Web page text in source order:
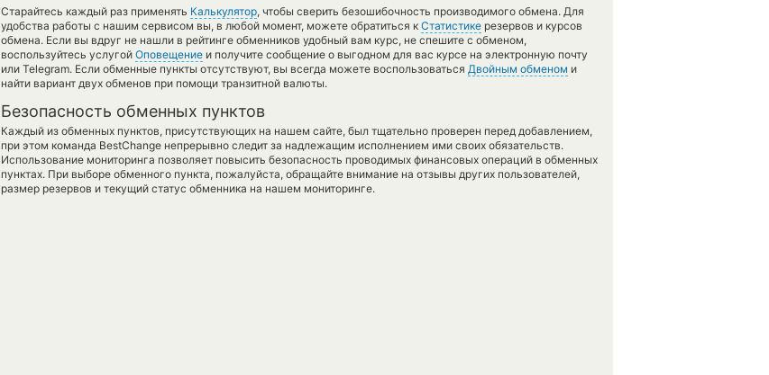
Старайтесь каждый раз применять Калькулятор, чтобы сверить безошибочность производимого обмена. Для
удобства работы с нашим сервисом вы, в любой момент, можете обратиться к Статистике резервов и курсов
обмена. Если вы вдруг не нашли в рейтинге обменников удобный вам курс, не спешите с обменом,
воспользуйтесь услугой Оповещение и получите сообщение о выгодном для вас курсе на электронную почту
или Telegram. Если обменные пункты отсутствуют, вы всегда можете воспользоваться Двойным обменом и
найти вариант двух обменов при помощи транзитной валюты.
Безопасность обменных пунктов
Каждый из обменных пунктов, присутствующих на нашем сайте, был тщательно проверен перед добавлением,
при этом команда BestChange непрерывно следит за надлежащим исполнением ими своих обязательств.
Использование мониторинга позволяет повысить безопасность проводимых финансовых операций в обменных
пунктах. При выборе обменного пункта, пожалуйста, обращайте внимание на отзывы других пользователей,
размер резервов и текущий статус обменника на нашем мониторинге.